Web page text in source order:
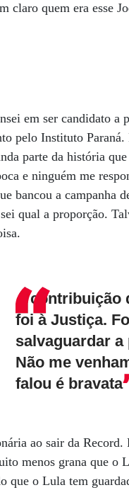
quem era esse
em ser candidato a
pelo Instituto
parte da história
e ninguém me
bancou a campanha
qual a proporção.
A contribuição
foi à Justiça.
salvaguardar a
Não me
falou é bravata
ao sair da Record.
menos grana que o
que o Lula tem